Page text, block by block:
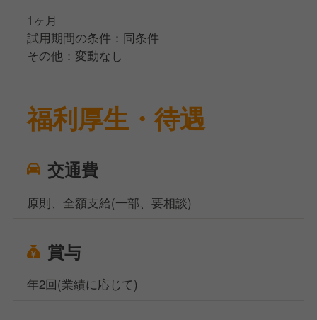
1ヶ月
試用期間の条件：同条件
その他：変動なし
福利厚生・待遇
交通費
原則、全額支給(一部、要相談)
賞与
年2回(業績に応じて)